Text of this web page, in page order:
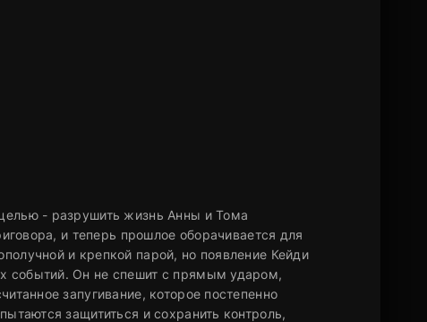
- разрушить жизнь Анны и Тома
и теперь прошлое оборачивается для
и крепкой парой, но появление Кейди
событий. Он не спешит с прямым ударом,
запугивание, которое постепенно
защититься и сохранить контроль,